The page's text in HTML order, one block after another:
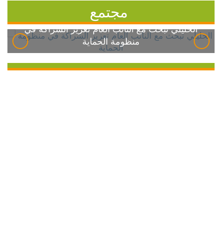
مجتمع
الخليلي تبحث مع النائب العام تعزيز الشراكة في
منظومة الحماية